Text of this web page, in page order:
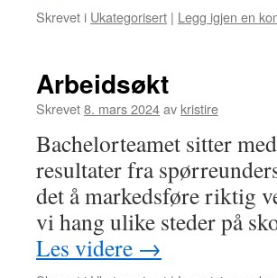
Skrevet i Ukategorisert | Legg igjen en
Arbeidsøkt
Skrevet8. mars 2024av kristire
Bachelorteamet sitter
resultater fra
det å markedsføre riktig
vi hang ulike steder på
Les videre →